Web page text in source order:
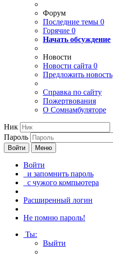
Форум
Последние темы 0
Горячие 0
Начать обсуждение
Новости
Новости сайта 0
Предложить новость
Справка по сайту
Пожертвования
О Сомнамбуляторе
Ник
Пароль
Войти Меню
Войти
и запомнить пароль
с чужого компьютера
Расширенный логин
Не помню пароль!
Ты:
Выйти